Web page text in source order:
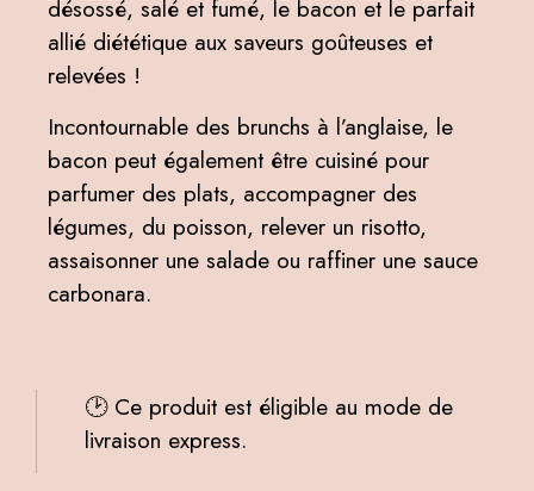
désossé, salé et fumé, le bacon et le parfait
allié diététique aux saveurs goûteuses et
relevées !
Incontournable des brunchs à l’anglaise, le
bacon peut également être cuisiné pour
parfumer des plats, accompagner des
légumes, du poisson, relever un risotto,
assaisonner une salade ou raffiner une sauce
carbonara.
🕑 Ce produit est éligible au mode de
livraison express.